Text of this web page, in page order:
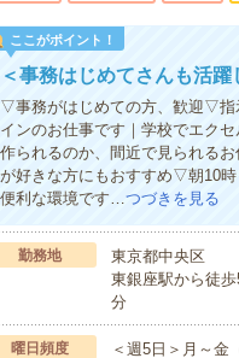
ここがポイント！
＜事務はじめてさんも活
▽事務がはじめての方、歓迎▽指
インのお仕事です｜学校でエク
作られるのか、間近で見られる
が好きな方にもおすすめ▽朝10
便利な環境です…つづきを見る
勤務地
東京都中央区
東銀座駅から徒
分
曜日頻度 ＜週5日＞月～金